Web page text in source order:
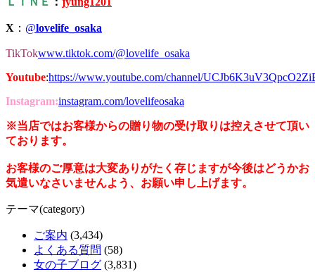
X ： @lovelife_osaka
TikTokwww.tiktok.com/@lovelife_osaka
Youtube:https://www.youtube.com/channel/
Instagram:instagram.com/lovelifeosaka
※当店ではお客様からの贈り物の受け取りは控えさせて頂い
ております。
お客様のご厚意は大変ありがたく存じますが今後はどうかお
気遣いなさいませんよう、お願い申し上げます。
テーマ(category)
ご案内 (3,434)
よくある質問 (58)
女の子ブログ (3,831)